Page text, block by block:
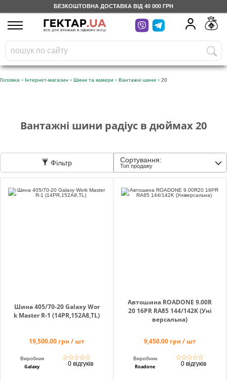
БЕЗКОШТОВНА ДОСТАВКА ВІД 40 000 ГРН
UA
На вашому
бонусному рахунку
грн
Безкоштовно по Україні
Категорії
Щоденник
Доставка
0 800 203
302
Безкоштовно
Головна » Інтернет-магазин » Шини та камери » Вантажні шини » 20
Вантажні шини радіус в дюймах 20
Фільтр Сортування:
Топ продажу
Шина 405/70-20 Galaxy Wor
k Master R-1 (14PR,152A8,TL)
19,500.00 грн / шт
Виробник
Galaxy
☆☆☆☆☆
0 відгуків
Автошина ROADONE 9.00R
20 16PR RA85 144/142K (Уні
версальна)
9,450.00 грн / шт
Виробник
Roadone
☆☆☆☆☆
0 відгуків